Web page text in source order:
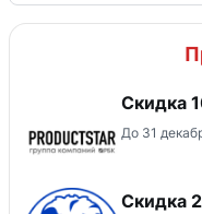
Скидка
До 31
Скидка